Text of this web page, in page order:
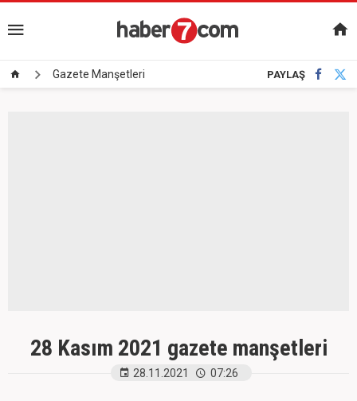
Gazete Manşetleri PAYLAŞ
28 Kasım 2021 gazete manşetleri
28.11.2021 07:26